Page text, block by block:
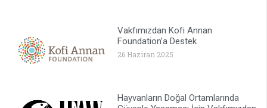
Vakfımızdan Kofi Annan
Foundation’a Destek
26 Haziran 2025
Hayvanların Doğal Ortamlarında